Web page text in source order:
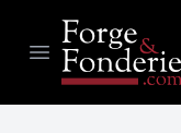
Open main menu